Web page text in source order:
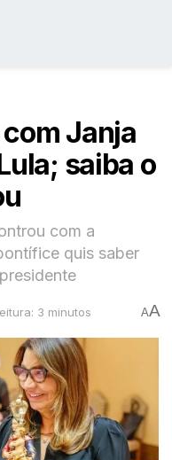
Janja
saiba o
com a
quis saber
3 minutos AA